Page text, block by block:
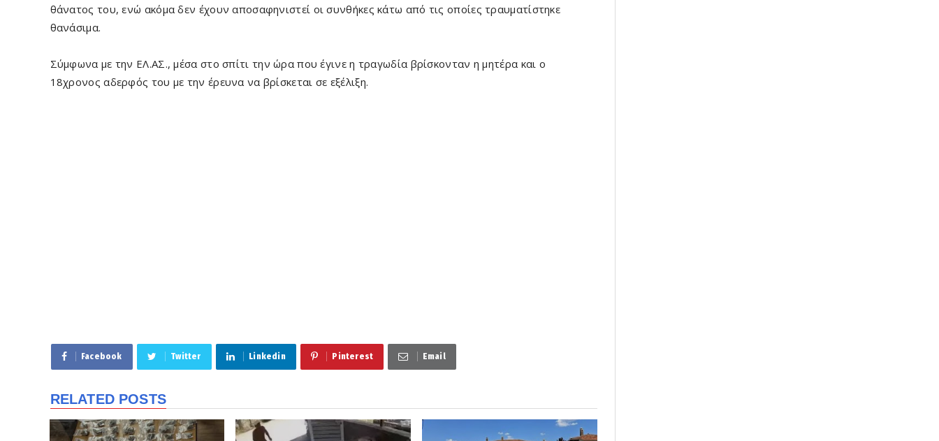
θάνατος του, ενώ ακόμα δεν έχουν αποσαφηνιστεί οι συνθήκες κάτω από τις οποίες τραυματίστηκε
θανάσιμα.
Σύμφωνα με την ΕΛ.ΑΣ., μέσα στο σπίτι την ώρα που έγινε η τραγωδία βρίσκονταν η μητέρα και ο
18χρονος αδερφός του με την έρευνα να βρίσκεται σε εξέλιξη.
Facebook Twitter Linkedin Pinterest Email
RELATED POSTS